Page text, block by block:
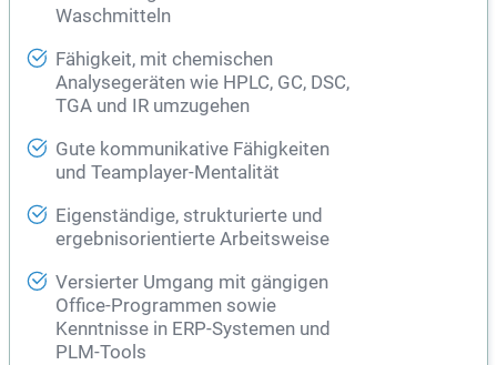
Waschmitteln
Fähigkeit, mit chemischen
Analysegeräten wie HPLC, GC, DSC,
TGA und IR umzugehen
Gute kommunikative Fähigkeiten
und Teamplayer-Mentalität
Eigenständige, strukturierte und
ergebnisorientierte Arbeitsweise
Versierter Umgang mit gängigen
Office-Programmen sowie
Kenntnisse in ERP-Systemen und
PLM-Tools